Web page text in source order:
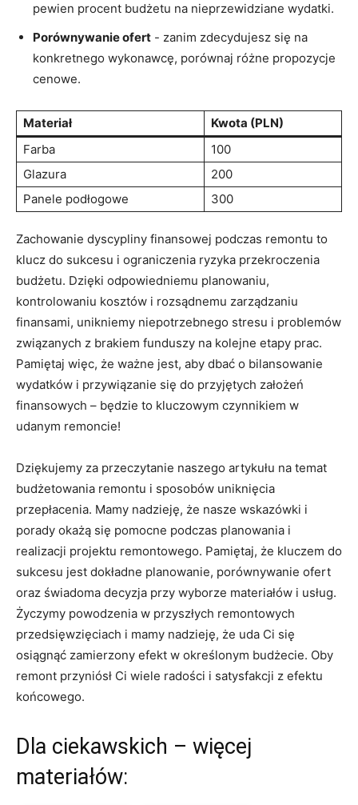
pewien ‌procent ‌budżetu⁣ na nieprzewidziane‌ wydatki.
Porównywanie​ ofert ‍-⁢ zanim zdecydujesz się na
konkretnego wykonawcę, porównaj ‍różne propozycje
⁤cenowe.
Materiał
Kwota ⁤(PLN)
Farba
100
Glazura
200
Panele​ podłogowe
300
Zachowanie dyscypliny finansowej podczas remontu to
klucz do sukcesu i ograniczenia ryzyka przekroczenia‌
budżetu. Dzięki odpowiedniemu planowaniu,
⁣kontrolowaniu kosztów i rozsądnemu zarządzaniu
finansami, unikniemy niepotrzebnego ‍stresu i problemów
związanych z brakiem funduszy​ na ‌kolejne etapy⁢ prac.
Pamiętaj więc, ‍że ważne jest, aby dbać⁤ o bilansowanie
⁣wydatków i przywiązanie się ⁣do przyjętych​ założeń
finansowych – będzie⁤ to⁢ kluczowym⁣ czynnikiem ‍w⁣
udanym ⁤remoncie!
Dziękujemy ⁢za przeczytanie⁤ naszego artykułu na temat
budżetowania ⁣remontu​ i ⁤sposobów ⁣uniknięcia
przepłacenia. ‌Mamy nadzieję, ‍że nasze wskazówki i
porady okażą się pomocne podczas planowania ⁣i
realizacji projektu remontowego. Pamiętaj, że ​kluczem do⁢
sukcesu jest​ dokładne planowanie, porównywanie​ ofert
‍oraz świadoma ⁤decyzja przy wyborze ⁤materiałów i usług.
Życzymy⁤ powodzenia w przyszłych remontowych​
przedsięwzięciach i mamy nadzieję, że uda Ci się
osiągnąć zamierzony efekt w określonym budżecie. Oby‍
remont ‍przyniósł⁢ Ci wiele⁤ radości i satysfakcji ‌z ‍efektu
końcowego.
Dla ciekawskich – więcej
materiałów: